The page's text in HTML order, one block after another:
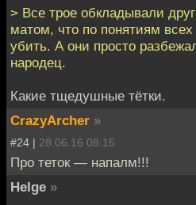
> Все трое обкладывали
матом, что по понятиям
убить. А они просто
народец.
Какие тщедушные тётки.
CrazyArcher »
#24 | 28.06.16 08:15
Про теток — напалм!!!
Helge »